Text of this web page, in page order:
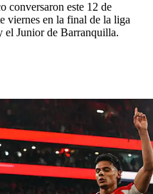
conversaron este 12 de
viernes en la final de la liga
el Junior de Barranquilla.